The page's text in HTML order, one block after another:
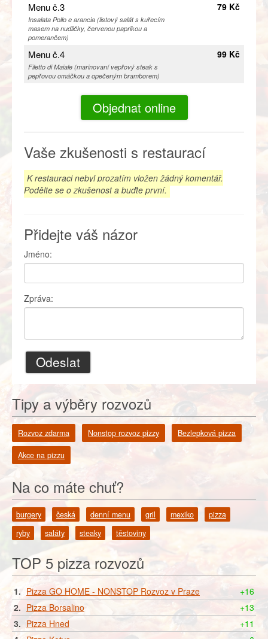
Menu č.3
Insalata Pollo e arancia (listový salát s kuřecím
masem na nudličky, červenou paprikou a
pomerančem)
79 Kč
Menu č.4
Filetto di Maiale (marinovaní vepřový steak s
pepřovou omáčkou a opečeným bramborem)
99 Kč
Objednat online
Vaše zkušenosti s restaurací
K restauraci nebyl prozatím vložen žádný komentář.
Podělte se o zkušenost a buďte první.
Přidejte váš názor
Jméno:
Zpráva:
Odeslat
Tipy a výběry rozvozů
Rozvoz zdarma Nonstop rozvoz pizzy Bezlepková pizza
Akce na pizzu
Na co máte chuť?
burgery česká denní menu gril mexiko
pizza
ryby
saláty steaky těstoviny
TOP 5 pizza rozvozů
1. Pizza GO HOME - NONSTOP Rozvoz v Praze
+16
2. Pizza Borsalino
+13
3. Pizza Hned
+11